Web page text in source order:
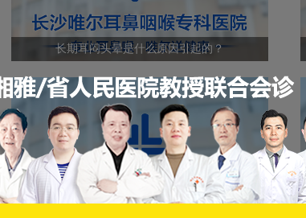
长期耳闷头晕是什么原因引起的？